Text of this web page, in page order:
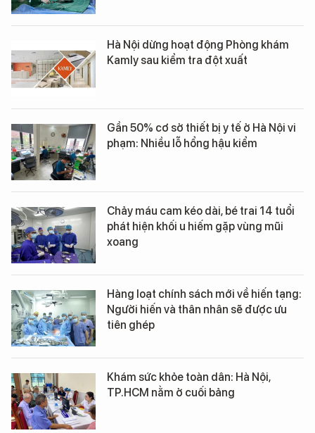
Hà Nội dừng hoạt động Phòng khám
Kamly sau kiểm tra đột xuất
Gần 50% cơ sở thiết bị y tế ở Hà Nội vi
phạm: Nhiều lỗ hổng hậu kiểm
Chảy máu cam kéo dài, bé trai 14 tuổi
phát hiện khối u hiếm gặp vùng mũi
xoang
Hàng loạt chính sách mới về hiến tạng:
Người hiến và thân nhân sẽ được ưu
tiên ghép
Khám sức khỏe toàn dân: Hà Nội,
TP.HCM nằm ở cuối bảng